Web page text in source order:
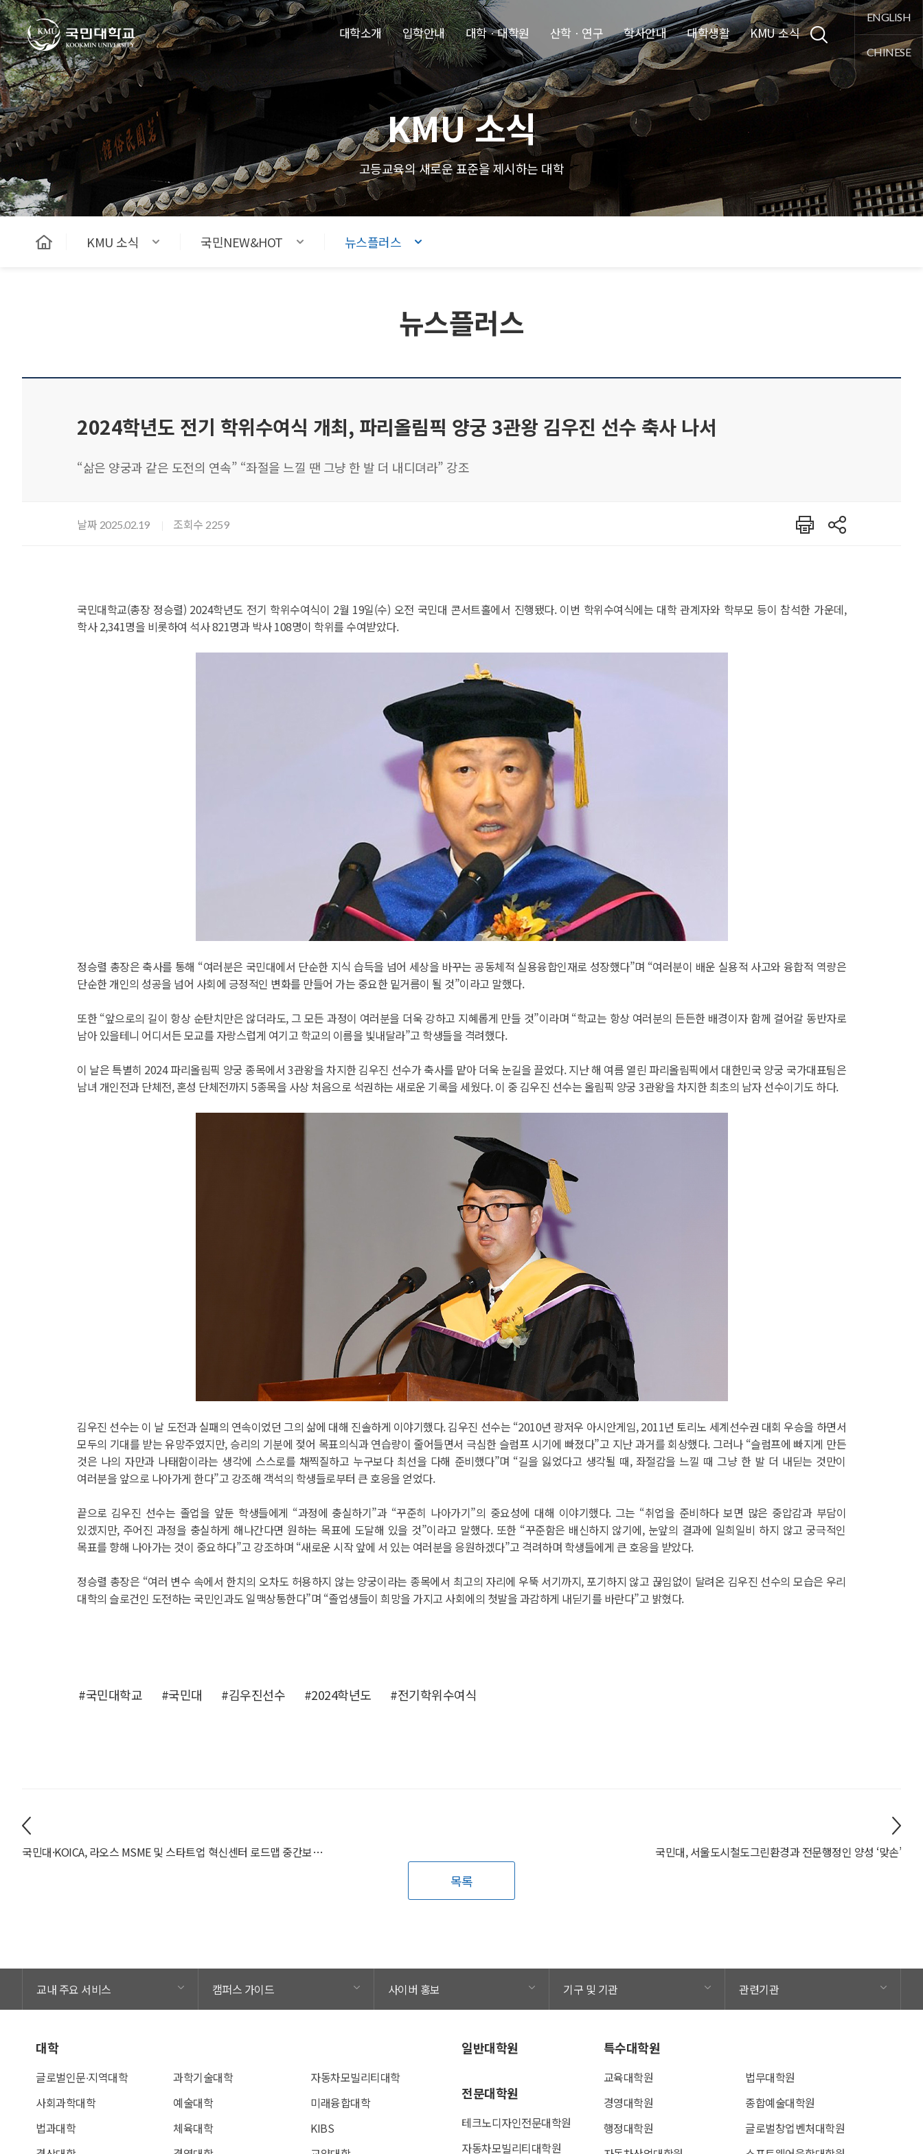
주메뉴 바로가기
본문내용 바로가기
푸터 바로가기
국민대학교
대학소개 입학안내 대학ㆍ대학원 산학ㆍ연구 학사안내 대학생활 KMU 소식
통합검색
ENGLISH
CHINESE
KMU 소식
고등교육의 새로운 표준을 제시하는 대학
KMU 소식 국민NEW&HOT 뉴스플러스
뉴스플러스
2024학년도 전기 학위수여식 개최, 파리올림픽 양궁 3관왕 김우진 선수 축사 나서
“삶은 양궁과 같은 도전의 연속” “좌절을 느낄 땐 그냥 한 발 더 내디뎌라” 강조
날짜 2025.02.19 조회수 2259 인쇄 공유
국민대학교(총장 정승렬) 2024학년도 전기 학위수여식이 2월 19일(수) 오전 국민대 콘서트홀에서 진행됐다. 이번 학위수여식에는 대학 관계자와 학부모 등이 참석한 가운데,
학사 2,341명을 비롯하여 석사 821명과 박사 108명이 학위를 수여받았다.
정승렬 총장은 축사를 통해 “여러분은 국민대에서 단순한 지식 습득을 넘어 세상을 바꾸는 공동체적 실용융합인재로 성장했다”며 “여러분이 배운 실용적 사고와 융합적 역량은
단순한 개인의 성공을 넘어 사회에 긍정적인 변화를 만들어 가는 중요한 밑거름이 될 것”이라고 말했다.
또한 “앞으로의 길이 항상 순탄치만은 않더라도, 그 모든 과정이 여러분을 더욱 강하고 지혜롭게 만들 것”이라며 “학교는 항상 여러분의 든든한 배경이자 함께 걸어갈 동반자로
남아 있을테니 어디서든 모교를 자랑스럽게 여기고 학교의 이름을 빛내달라”고 학생들을 격려했다.
이 날은 특별히 2024 파리올림픽 양궁 종목에서 3관왕을 차지한 김우진 선수가 축사를 맡아 더욱 눈길을 끌었다. 지난 해 여름 열린 파리올림픽에서 대한민국 양궁 국가대표팀은
남녀 개인전과 단체전, 혼성 단체전까지 5종목을 사상 처음으로 석권하는 새로운 기록을 세웠다. 이 중 김우진 선수는 올림픽 양궁 3관왕을 차지한 최초의 남자 선수이기도 하다.
김우진 선수는 이 날 도전과 실패의 연속이었던 그의 삶에 대해 진솔하게 이야기했다. 김우진 선수는 “2010년 광저우 아시안게임, 2011년 토리노 세계선수권 대회 우승을 하면서
모두의 기대를 받는 유망주였지만, 승리의 기분에 젖어 목표의식과 연습량이 줄어들면서 극심한 슬럼프 시기에 빠졌다”고 지난 과거를 회상했다. 그러나 “슬럼프에 빠지게 만든
것은 나의 자만과 나태함이라는 생각에 스스로를 채찍질하고 누구보다 최선을 다해 준비했다”며 “길을 잃었다고 생각될 때, 좌절감을 느낄 때 그냥 한 발 더 내딛는 것만이
여러분을 앞으로 나아가게 한다”고 강조해 객석의 학생들로부터 큰 호응을 얻었다.
끝으로 김우진 선수는 졸업을 앞둔 학생들에게 “과정에 충실하기”과 “꾸준히 나아가기”의 중요성에 대해 이야기했다. 그는 “취업을 준비하다 보면 많은 중압감과 부담이
있겠지만, 주어진 과정을 충실하게 해나간다면 원하는 목표에 도달해 있을 것”이라고 말했다. 또한 “꾸준함은 배신하지 않기에, 눈앞의 결과에 일희일비 하지 않고 궁극적인
목표를 향해 나아가는 것이 중요하다”고 강조하며 “새로운 시작 앞에 서 있는 여러분을 응원하겠다”고 격려하며 학생들에게 큰 호응을 받았다.
정승렬 총장은 “여러 변수 속에서 한치의 오차도 허용하지 않는 양궁이라는 종목에서 최고의 자리에 우뚝 서기까지, 포기하지 않고 끊임없이 달려온 김우진 선수의 모습은 우리
대학의 슬로건인 도전하는 국민인과도 일맥상통한다”며 “졸업생들이 희망을 가지고 사회에의 첫발을 과감하게 내딛기를 바란다”고 밝혔다.
#국민대학교 #국민대 #김우진선수 #2024학년도 #전기학위수여식
국민대·KOICA, 라오스 MSME 및 스타트업 혁신센터 로드맵 중간보고회 개최 국민대, 서울도시철도그린환경과 전문행정인 양성 ‘맞손’
목록
교내 주요 서비스 캠퍼스 가이드 사이버 홍보 기구 및 기관 관련기관
대학
글로벌인문∙지역대학
사회과학대학
법과대학
과학기술대학
예술대학
체육대학
자동차모빌리티대학
미래융합대학
KIBS
일반대학원
전문대학원
테크노디자인전문대학원
자동차모빌리티대학원
특수대학원
교육대학원
경영대학원
행정대학원
법무대학원
종합예술대학원
글로벌창업벤처대학원